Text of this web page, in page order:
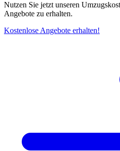
Nutzen Sie jetzt unseren
Angebote zu erhalten.
Kostenlose Angebote erhalten!